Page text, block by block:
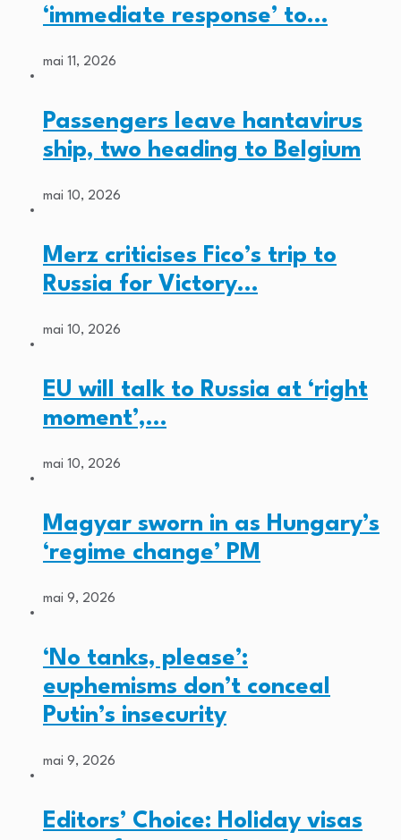
‘immediate response’ to…
mai 11, 2026
Passengers leave hantavirus
ship, two heading to Belgium
mai 10, 2026
Merz criticises Fico’s trip to
Russia for Victory…
mai 10, 2026
EU will talk to Russia at ‘right
moment’,…
mai 10, 2026
Magyar sworn in as Hungary’s
‘regime change’ PM
mai 9, 2026
‘No tanks, please’:
euphemisms don’t conceal
Putin’s insecurity
mai 9, 2026
Editors’ Choice: Holiday visas